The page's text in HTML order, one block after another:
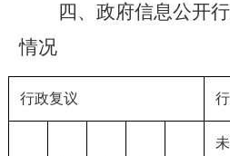
四、政府信息公开
情况
行政复议